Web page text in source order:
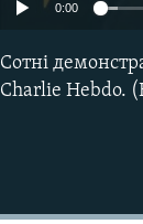
0:00
Сотні
Charlie Hebdo.